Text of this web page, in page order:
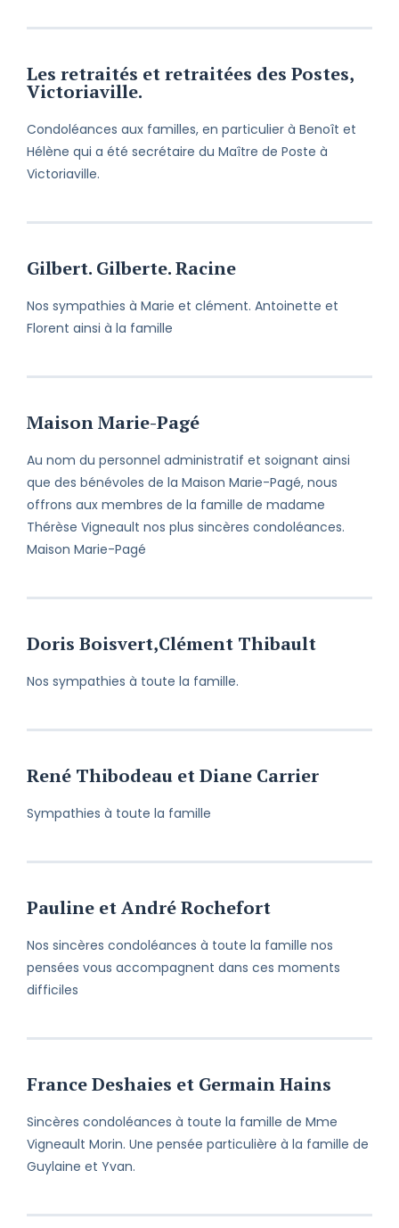
Les retraités et retraitées des Postes,
Victoriaville.
Condoléances aux familles, en particulier à Benoît et
Hélène qui a été secrétaire du Maître de Poste à
Victoriaville.
Gilbert. Gilberte. Racine
Nos sympathies à Marie et clément. Antoinette et
Florent ainsi à la famille
Maison Marie-Pagé
Au nom du personnel administratif et soignant ainsi
que des bénévoles de la Maison Marie-Pagé, nous
offrons aux membres de la famille de madame
Thérèse Vigneault nos plus sincères condoléances.
Maison Marie-Pagé
Doris Boisvert,Clément Thibault
Nos sympathies à toute la famille.
René Thibodeau et Diane Carrier
Sympathies à toute la famille
Pauline et André Rochefort
Nos sincères condoléances à toute la famille nos
pensées vous accompagnent dans ces moments
difficiles
France Deshaies et Germain Hains
Sincères condoléances à toute la famille de Mme
Vigneault Morin. Une pensée particulière à la famille de
Guylaine et Yvan.